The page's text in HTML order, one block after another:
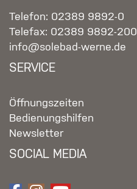
Telefon: 02389 9892-0
Telefax: 02389 9892-200
info@solebad-werne.de
SERVICE
Öffnungszeiten
Bedienungshilfen
Newsletter
SOCIAL MEDIA